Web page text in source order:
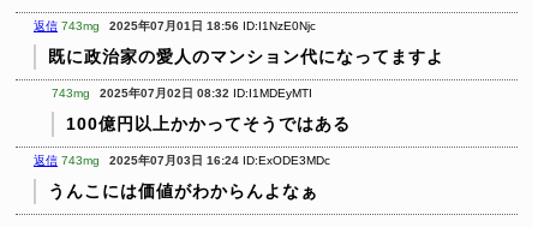
返信 743mg 2025年07月01日 18:56 ID:I1NzE0Njc
既に政治家の愛人のマンション代になってますよ
743mg 2025年07月02日 08:32 ID:I1MDEyMTI
100億円以上かかってそうではある
返信 743mg 2025年07月03日 16:24 ID:ExODE3MDc
うんこには価値がわからんよなぁ